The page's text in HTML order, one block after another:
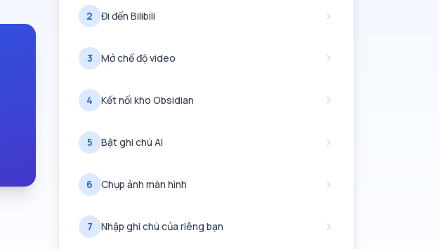
2 Đi đến Bilibili
3 Mở chế độ video
4 Kết nối kho Obsidian
5 Bật ghi chú AI
6 Chụp ảnh màn hình
7 Nhập ghi chú của riêng bạn